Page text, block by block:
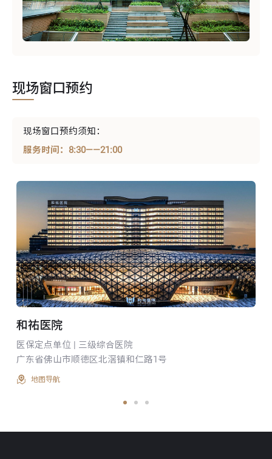
现场窗口预约
现场窗口预约须知：
服务时间：8:30——21:00
和祐医院
医保定点单位 | 三级综合医院
广东省佛山市顺德区北滘镇和仁路1号
地图导航